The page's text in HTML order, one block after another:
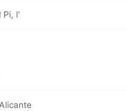
Pi, l'